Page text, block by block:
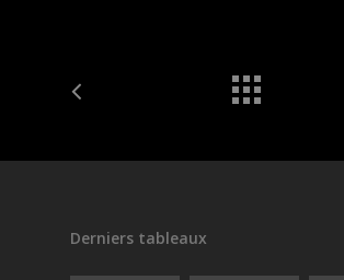
Derniers tableaux